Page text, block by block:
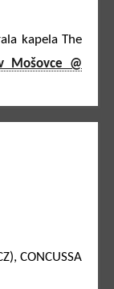
kapela The
Mošovce @
CONCUSSA